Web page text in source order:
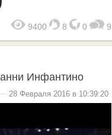
9400 8 0 9
Инфантино
28 Февраля 2016 в 10:39:20